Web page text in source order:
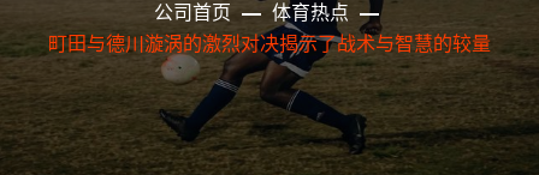
公司首页
体育热点
町田与德川漩涡的激烈对决揭示了战术与智慧的较量